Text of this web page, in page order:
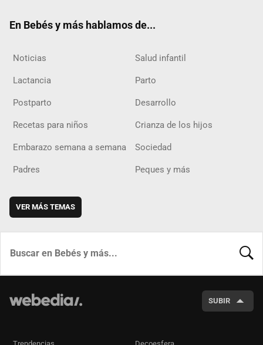
En Bebés y más hablamos de...
Noticias Salud infantil
Lactancia Parto
Postparto Desarrollo
Recetas para niños Crianza de los hijos
Embarazo semana a semana Sociedad
Padres Peques y más
VER MÁS TEMAS
SUBIR